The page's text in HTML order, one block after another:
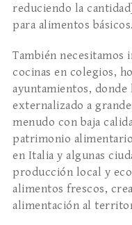
reduciendo la
para alimentos básicos.
También
cocinas en colegios,
ayuntamientos, donde
externalizado a
menudo con baja
patrimonio
en Italia y algunas
producción local y
alimentos frescos,
alimentación al